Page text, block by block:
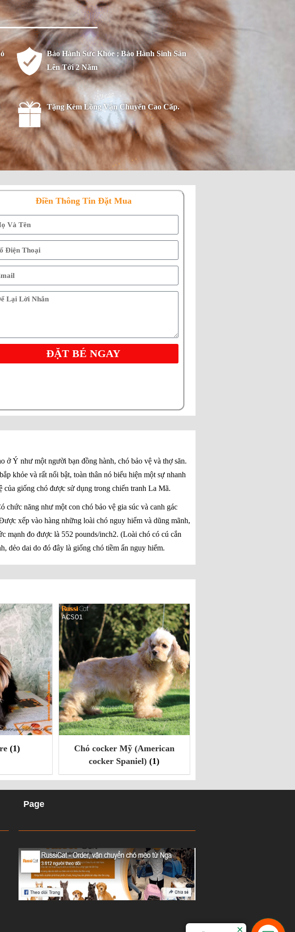
Bảo Hành Sức Khỏe ; Bảo Hành Sinh Sản
Lên Tới 2 Năm
Tặng Kèm Lồng Vận Chuyển Cao Cấp.
Điền Thông Tin Đặt Mua
ĐẶT BÉ NGAY
Ý như một người bạn đồng hành, chó bảo vệ và thợ săn.
khỏe và rất nổi bật, toàn thân nó biểu hiện một sự nhanh
của giống chó được sử dụng trong chiến tranh La Mã.
năng như một con chó bảo vệ gia súc và canh gác
xếp vào hàng những loài chó nguy hiểm và dũng mãnh,
mạnh đo được là 552 pounds/inch2. (Loài chó có cú cắn
dẻo dai do đó đây là giống chó tiềm ẩn nguy hiểm.
Chó Golden Retriever(3)
Page